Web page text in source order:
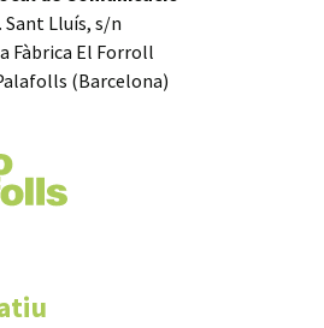
Sant Lluís, s/n
Fàbrica El Forroll
(Barcelona)